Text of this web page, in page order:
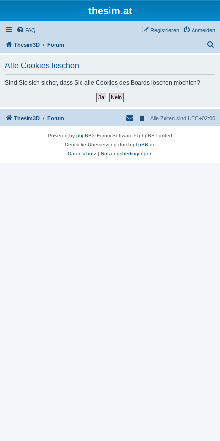
thesim.at
FAQ Anmelden
Registrieren
Thesim3D Forum
Alle Cookies löschen
Sind Sie sich sicher, dass Sie alle Cookies des Boards löschen möchten?
Thesim3D Forum Alle Zeiten sind UTC+02:00
Powered by phpBB® Forum Software © phpBB Limited
Deutsche Übersetzung durch phpBB.de
Datenschutz| Nutzungsbedingungen